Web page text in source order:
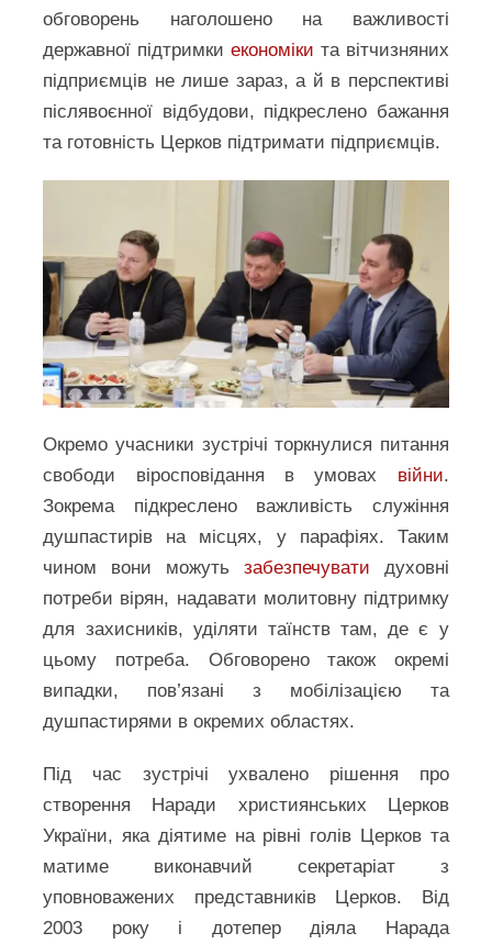
обговорень наголошено на важливості
державної підтримки економіки та вітчизняних
підприємців не лише зараз, а й в перспективі
післявоєнної відбудови, підкреслено бажання
та готовність Церков підтримати підприємців.
Окремо учасники зустрічі торкнулися питання
свободи віросповідання в умовах війни.
Зокрема підкреслено важливість служіння
душпастирів на місцях, у парафіях. Таким
чином вони можуть забезпечувати духовні
потреби вірян, надавати молитовну підтримку
для захисників, уділяти таїнств там, де є у
цьому потреба. Обговорено також окремі
випадки, пов’язані з мобілізацією та
душпастирями в окремих областях.
Під час зустрічі ухвалено рішення про
створення Наради християнських Церков
України, яка діятиме на рівні голів Церков та
матиме виконавчий секретаріат з
уповноважених представників Церков. Від
2003 року і дотепер діяла Нарада